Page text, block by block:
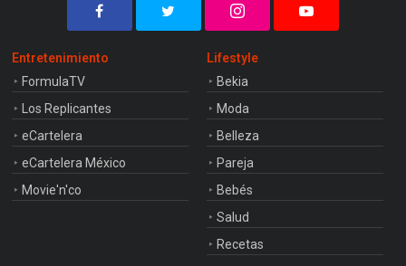
Entretenimiento
FormulaTV
Los Replicantes
eCartelera
eCartelera México
Movie'n'co
Lifestyle
Bekia
Moda
Belleza
Pareja
Bebés
Salud
Recetas